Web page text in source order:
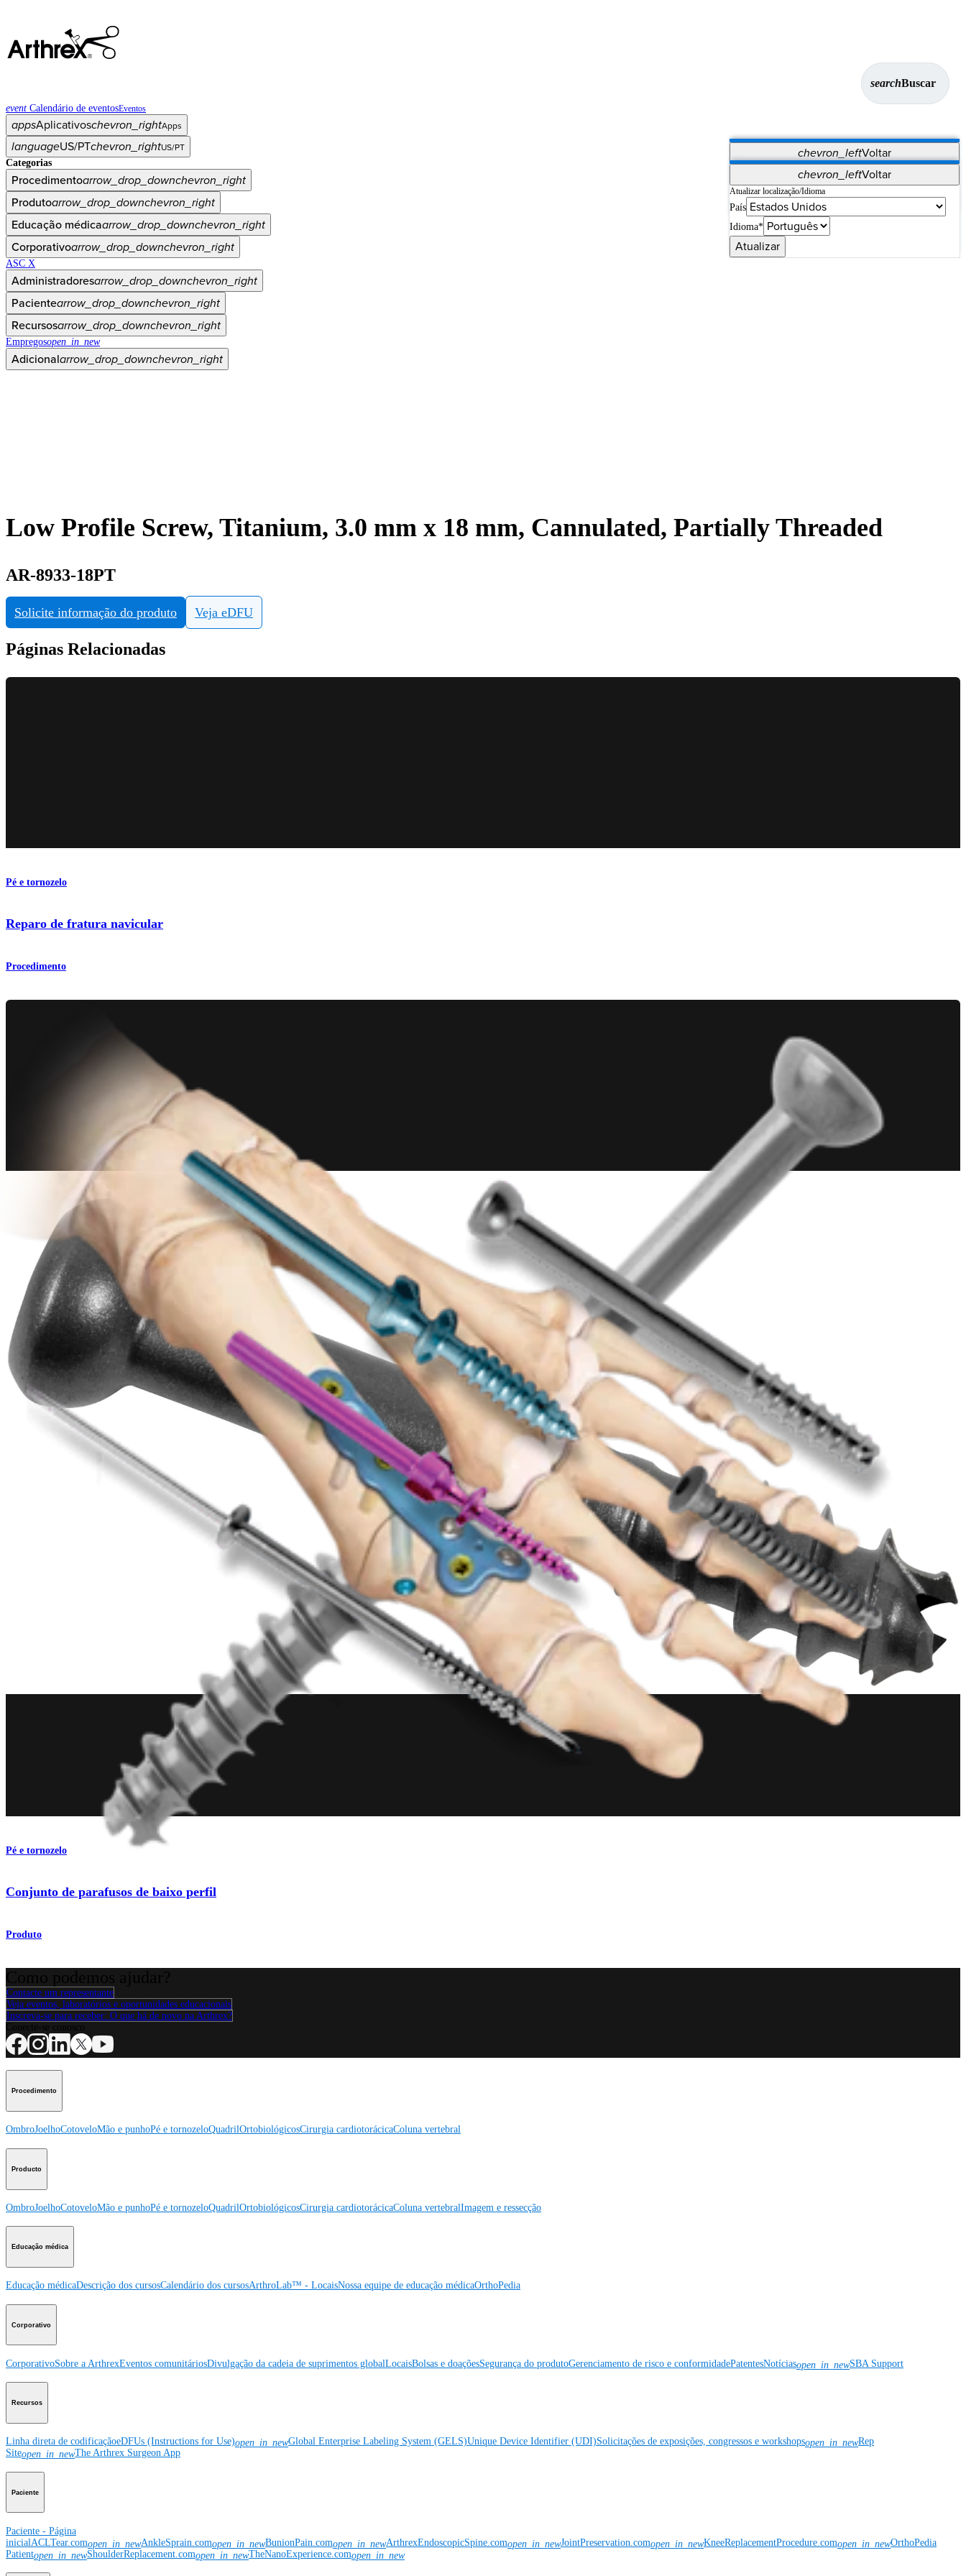
searchBuscar
event Calendário de eventosEventos
appsAplicativoschevron_rightApps
chevron_leftVoltar
Vet Systems OrthoPedia Patient
Supplier Portal
Synergy Imaging & Resection
languageUS/PTchevron_rightUS/PT
chevron_leftVoltar
Atualizar localização/Idioma
País
Idioma*
Atualizar
Categorias
Procedimentoarrow_drop_downchevron_right
Produtoarrow_drop_downchevron_right
Educação médicaarrow_drop_downchevron_right
Corporativoarrow_drop_downchevron_right
ASC X
Administradoresarrow_drop_downchevron_right
Pacientearrow_drop_downchevron_right
Recursosarrow_drop_downchevron_right
Empregosopen_in_new
Adicionalarrow_drop_downchevron_right
Low Profile Screw, Titanium, 3.0 mm x 18 mm, Cannulated, Partially Threaded
AR-8933-18PT
Solicite informação do produto Veja eDFU
Páginas Relacionadas
Pé e tornozelo
Reparo de fratura navicular
Procedimento
Placas e parafusos MTP de baixo perfil
Produto
Pé e tornozelo
Conjunto de parafusos de baixo perfil
Produto
Contacte um representante
Veja eventos, laboratórios e oportunidades educacionais
Inscreva-se para receber: O que há de novo na Arthrex?
Procedimento
OmbroJoelhoCotoveloMão e punhoPé e tornozeloQuadrilOrtobiológicosCirurgia cardiotorácicaColuna vertebral
Producto
OmbroJoelhoCotoveloMão e punhoPé e tornozeloQuadrilOrtobiológicosCirurgia cardiotorácicaColuna vertebralImagem e ressecção
Educação médica
Educação médicaDescrição dos cursosCalendário dos cursosArthroLab™ - LocaisNossa equipe de educação médicaOrthoPedia
Corporativo
CorporativoSobre a ArthrexEventos comunitáriosDivulgação da cadeia de suprimentos globalLocaisBolsas e doaçõesSegurança do produtoGerenciamento de risco e conformidadePatentesNotíciasopen_in_newSBA Support
Recursos
Linha direta de codificaçãoeDFUs (Instructions for Use)open_in_newGlobal Enterprise Labeling System (GELS)Unique Device Identifier (UDI)Solicitações de exposições, congressos e workshopsopen_in_newRep
Siteopen_in_newThe Arthrex Surgeon App
Paciente
Paciente - Página
inicial ACLTear.comopen_in_newAnkleSprain.comopen_in_newBunionPain.comopen_in_newArthrexEndoscopicSpine.comopen_in_newJointPreservation.comopen_in_newKneeReplacementProcedure.comopen_in_newOrthoPedia
Patientopen_in_newShoulderReplacement.comopen_in_newTheNanoExperience.comopen_in_new